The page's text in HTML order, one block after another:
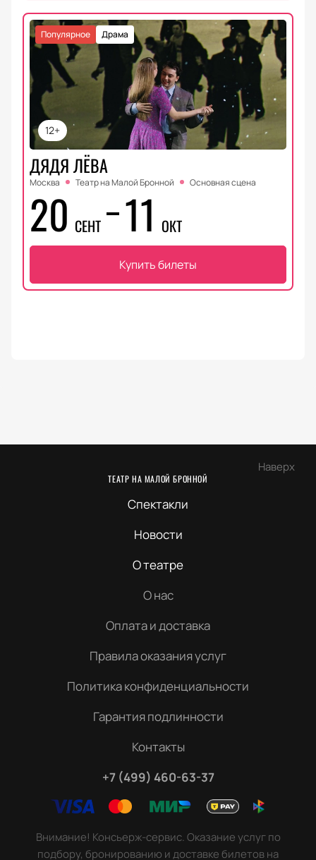
12+
Драма
Популярное
ДЯДЯ ЛЁВА
Москва Театр на Малой Бронной Основная сцена
20 СЕНТ 11 ОКТ
Купить билеты
Наверх
ТЕАТР НА МАЛОЙ БРОННОЙ
Спектакли
Новости
О театре
О нас
Оплата и доставка
Правила оказания услуг
Политика конфиденциальности
Гарантия подлинности
Контакты
+7 (499) 460-63-37
Внимание! Консьерж-сервис. Оказание услуг по
подбору, бронированию и доставке билетов на